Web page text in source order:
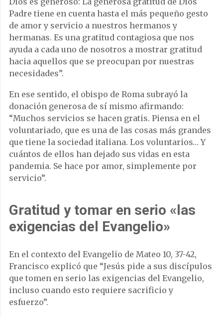
Padre tiene en cuenta hasta el más pequeño gesto
de amor y servicio a nuestros hermanos y
hermanas. Es una gratitud contagiosa que nos
ayuda a cada uno de nosotros a mostrar gratitud
hacia aquellos que se preocupan por nuestras
necesidades”.
En ese sentido, el obispo de Roma subrayó la
donación generosa de sí mismo afirmando:
“Muchos servicios se hacen gratis. Piensa en el
voluntariado, que es una de las cosas más grandes
que tiene la sociedad italiana. Los voluntarios… Y
cuántos de ellos han dejado sus vidas en esta
pandemia. Se hace por amor, simplemente por
servicio”.
Gratitud y tomar en serio «las
exigencias del Evangelio»
En el contexto del Evangelio de Mateo 10, 37-42,
Francisco explicó que “Jesús pide a sus discípulos
que tomen en serio las exigencias del Evangelio,
incluso cuando esto requiere sacrificio y
esfuerzo”.